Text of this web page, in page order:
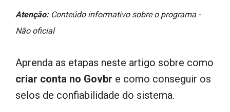
Atenção:Conteúdo informativo sobre o programa -
Não oficial
Aprenda as etapas neste artigo sobre como
criar conta no Govbr e como conseguir os
selos de confiabilidade do sistema.